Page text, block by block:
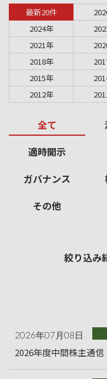
お問い合わせ
IR情報
採用情報
最新20件
2024年
2021年
2018年
2015年
2012年
全て
適時開示
ガバナンス
その他
絞り込み
2026年07月08日
2026年度中間株主通信